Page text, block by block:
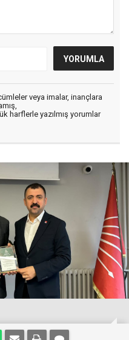
veya imalar, inançlara
harflerle yazılmış yorumlar